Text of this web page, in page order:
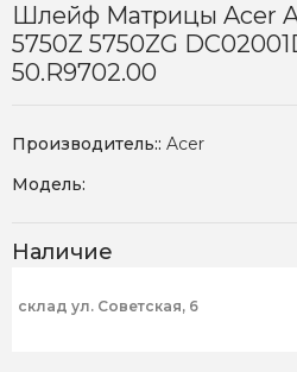
Шлейф Матрицы Acer
5750Z 5750ZG
50.R9702.00
Производитель:: Acer
Модель:
Наличие
склад ул. Советская, 6